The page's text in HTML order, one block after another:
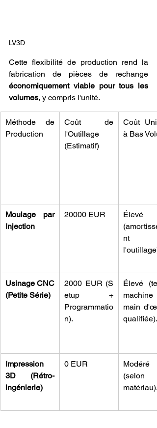
LV3D
Cette flexibilité de production rend la
économiquement viable pour tous les
volumes, y compris l'unité.
Méthode de
Production
Coût de
l'Outillage
(Estimatif)
Coût
à Bas
Moulage par
Injection
20000 EUR
Élevé
nt
l'outillage).
Usinage CNC
(Petite Série)
2000 EUR (S
etup +
Programmatio
n).
Élevé
main
qualifiée).
Impression
3D (Rétro-
ingénierie)
0 EUR
Modéré
(selon
matériau).